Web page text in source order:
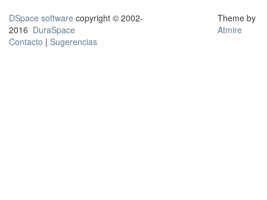
DSpace software copyright © 2002-
2016 DuraSpace
Contacto | Sugerencias
Theme by
Atmire